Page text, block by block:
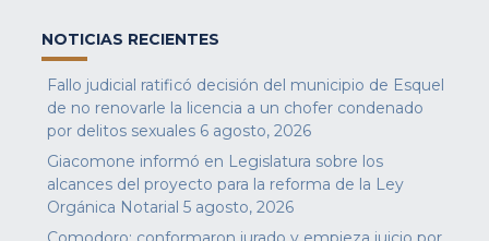
NOTICIAS RECIENTES
Fallo judicial ratificó decisión del municipio de Esquel
de no renovarle la licencia a un chofer condenado
por delitos sexuales 6 agosto, 2026
Giacomone informó en Legislatura sobre los
alcances del proyecto para la reforma de la Ley
Orgánica Notarial 5 agosto, 2026